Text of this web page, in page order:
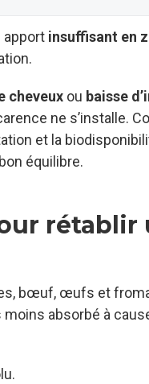
apport insuffisant en
cheveux ou baisse
ne s’installe.
et la
équilibre.
rétablir
bœuf, œufs et
absorbé à